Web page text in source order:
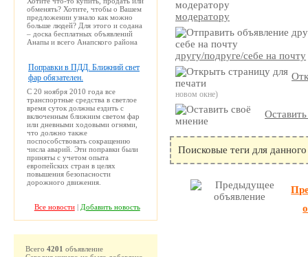
модератору
другу/подруге/себе на почту
новом окне)
Поисковые теги для
обменять? Хотите, чтобы о Вашем
предложении узнало как можно
больше людей? Для этого и содана
– доска бесплатных объявлений
Анапы и всего Анапского района
Поправки в ПДД. Ближний свет
фар обязателен.
С 20 ноября 2010 года все
транспортные средства в светлое
время суток должны ездить с
включенным ближним светом фар
или дневными ходовыми огнями,
что должно также
поспособствовать сокращению
числа аварий. Эти поправки были
приняты с учетом опыта
европейских стран в целях
повышения безопасности
дорожного движения.
Все новости| Добавить новость
Всего 4201 объявление